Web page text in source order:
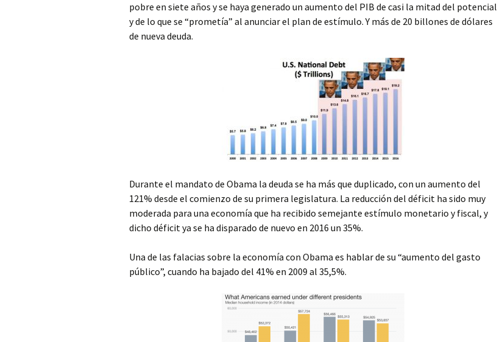
pobre en siete años y se haya generado un aumento del PIB de casi la mitad del potencial
y de lo que se “prometía” al anunciar el plan de estímulo. Y más de 20 billones de dólares
de nueva deuda.
Durante el mandato de Obama la deuda se ha más que duplicado, con un aumento del
121% desde el comienzo de su primera legislatura. La reducción del déficit ha sido muy
moderada para una economía que ha recibido semejante estímulo monetario y fiscal, y
dicho déficit ya se ha disparado de nuevo en 2016 un 35%.
Una de las falacias sobre la economía con Obama es hablar de su “aumento del gasto
público”, cuando ha bajado del 41% en 2009 al 35,5%.